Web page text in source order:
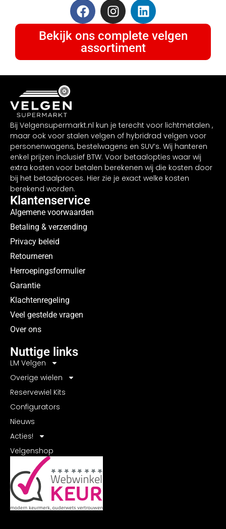
Bekijk ons complete velgen
assortiment
Bij Velgensupermarkt.nl kun je terecht voor lichtmetalen ,
maar ook voor stalen velgen of hybridrad velgen voor
personenwagens, bestelwagens en SUV’s. Wij hanteren
enkel prijzen inclusief BTW. Voor betaalopties waar wij
extra kosten voor betalen berekenen wij die kosten door
bij het betaalproces. Hier zie je exact welke kosten
berekend worden.
Klantenservice
Algemene voorwaarden
Betaling & verzending
Privacy beleid
Retourneren
Herroepingsformulier
Garantie
Klachtenregeling
Veel gestelde vragen
Over ons
Nuttige links
LM Velgen
Overige wielen
Reservewiel Kits
Configurators
Nieuws
Acties!
Velgenshop